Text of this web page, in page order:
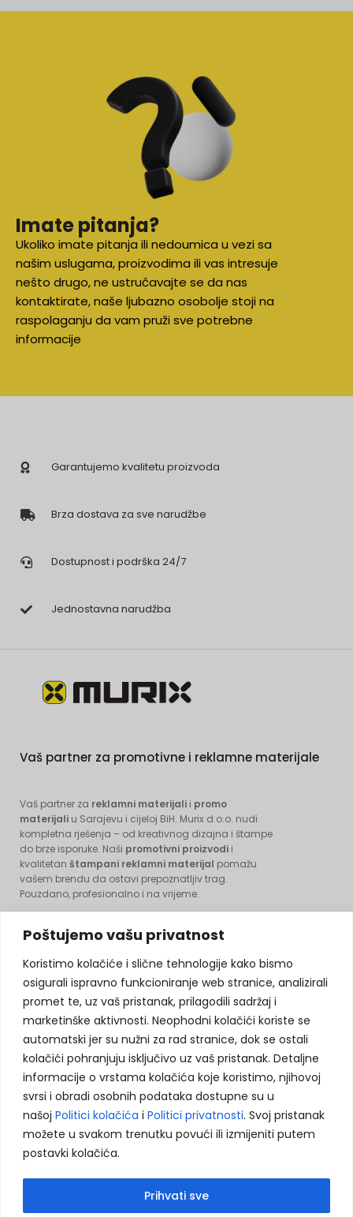
Koristimo kolačiće kako bismo poboljšali vaše
korisničko iskustvo, analizirali saobraćaj i
prikazali prilagođeni sadržaj. Više informacija
možete pronaći u našojPolitici privatnostii
Politici kolačića .
Odbij neophodne
Poštujemo vašu privatnost
Koristimo kolačiće i slične tehnologije kako bismo
osigurali ispravno funkcioniranje web stranice, analizirali
promet te, uz vaš pristanak, prilagodili sadržaj i
marketinške aktivnosti. Neophodni kolačići koriste se
automatski jer su nužni za rad stranice, dok se ostali
kolačići pohranjuju isključivo uz vaš pristanak. Detaljne
informacije o vrstama kolačića koje koristimo, njihovoj
svrsi i obradi osobnih podataka dostupne su u
našoj Politici kolačića i Politici privatnosti. Svoj pristanak
možete u svakom trenutku povući ili izmijeniti putem
postavki kolačića.
Prihvati sve
Imate pitanja?
Ukoliko imate pitanja ili nedoumica u vezi sa
našim uslugama, proizvodima ili vas intresuje
nešto drugo, ne ustručavajte se da nas
kontaktirate, naše ljubazno osobolje stoji na
raspolaganju da vam pruži sve potrebne
informacije
Garantujemo kvalitetu proizvoda
Brza dostava za sve narudžbe
Dostupnost i podrška 24/7
Jednostavna narudžba
Vaš partner za promotivne i reklamne materijale
Vaš partner za reklamni materijali i promo
materijali u Sarajevu i cijeloj BiH. Murix d.o.o. nudi
kompletna rješenja – od kreativnog dizajna i štampe
do brze isporuke. Naši promotivni proizvodi i
kvalitetan štampani reklamni materijal pomažu
vašem brendu da ostavi prepoznatljiv trag.
Pouzdano, profesionalno i na vrijeme.
KONTAKT INFORMACIJE:
Husein Kapetana Gradaščevića, 74264 Jelah - Tešanj, BiH
agencija.murix@gmail.com
+387 60 308 5713
+387 32 664 364
PRETRAŽITE PROIZVODE: